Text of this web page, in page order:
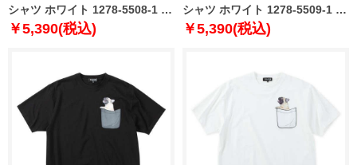
シャツ ホワイト 1278-5508-1 3L
4L 5L 6L 8L
￥5,390(税込)
シャツ ホワイト 1278-5509-1 3L
4L 5L 6L 8L
￥5,390(税込)